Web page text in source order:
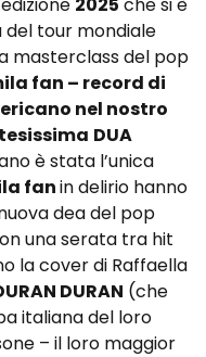
del tour mondiale
masterclass del pop
fan – record di
nel nostro
DUA
è stata l’unica
fanin delirio hanno
dea del pop
una serata tra hit
la cover di Raffaella
DURAN (che
italiana del loro
– il loro maggior